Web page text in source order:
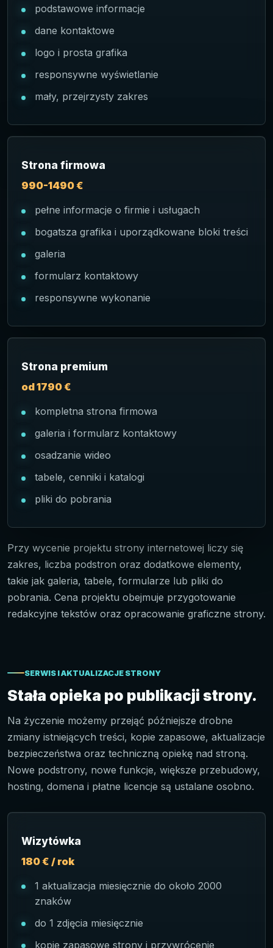
podstawowe informacje
dane kontaktowe
logo i prosta grafika
responsywne wyświetlanie
mały, przejrzysty zakres
Strona firmowa
990-1490 €
pełne informacje o firmie i usługach
bogatsza grafika i uporządkowane bloki treści
galeria
formularz kontaktowy
responsywne wykonanie
Strona premium
od 1790 €
kompletna strona firmowa
galeria i formularz kontaktowy
osadzanie wideo
tabele, cenniki i katalogi
pliki do pobrania
Przy wycenie projektu strony internetowej liczy się
zakres, liczba podstron oraz dodatkowe elementy,
takie jak galeria, tabele, formularze lub pliki do
pobrania. Cena projektu obejmuje przygotowanie
redakcyjne tekstów oraz opracowanie graficzne strony.
SERWIS I AKTUALIZACJE STRONY
Stała opieka po publikacji strony.
Na życzenie możemy przejąć późniejsze drobne
zmiany istniejących treści, kopie zapasowe, aktualizacje
bezpieczeństwa oraz techniczną opiekę nad stroną.
Nowe podstrony, nowe funkcje, większe przebudowy,
hosting, domena i płatne licencje są ustalane osobno.
Wizytówka
180 € / rok
1 aktualizacja miesięcznie do około 2000
znaków
do 1 zdjęcia miesięcznie
kopie zapasowe strony i przywrócenie